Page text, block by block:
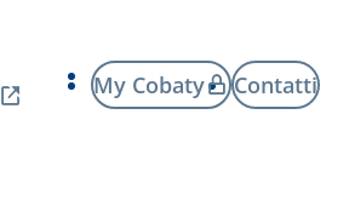
My Cobaty Contatti